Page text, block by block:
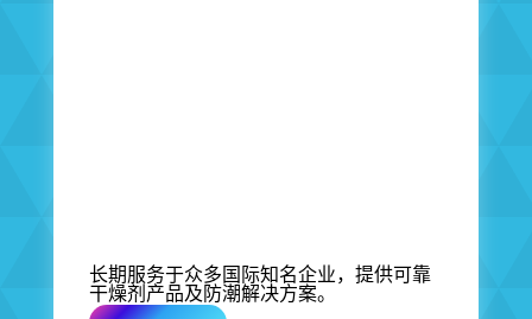
长期服务于众多国际知名企业，提供可靠
干燥剂产品及防潮解决方案。